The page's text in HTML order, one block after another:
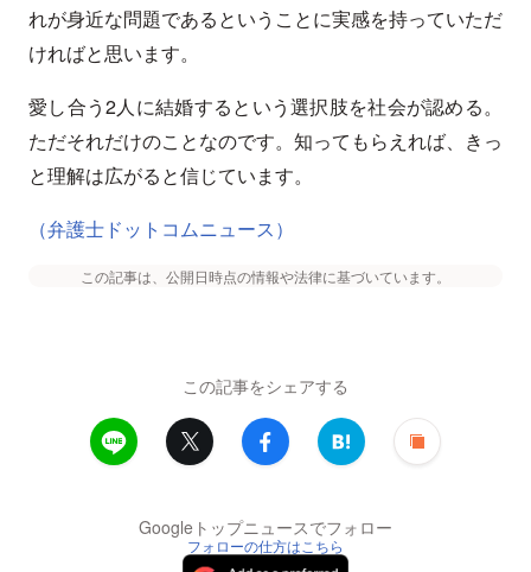
れが身近な問題であるということに実感を持っていただ
ければと思います。
愛し合う2人に結婚するという選択肢を社会が認める。
ただそれだけのことなのです。知ってもらえれば、きっ
と理解は広がると信じています。
（弁護士ドットコムニュース）
この記事は、公開日時点の情報や法律に基づいています。
この記事をシェアする
Googleトップニュースでフォロー
フォローの仕方はこちら